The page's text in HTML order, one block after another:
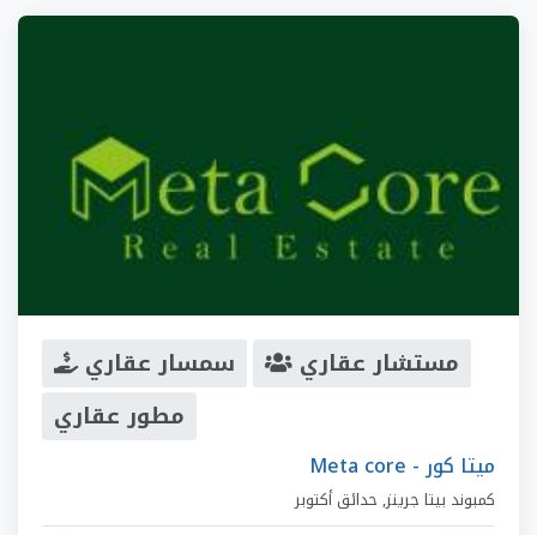
سمسار عقاري
مستشار عقاري
مطور عقاري
Meta core - ميتا كور
كمبوند بيتا جرينز, حدائق أكتوبر